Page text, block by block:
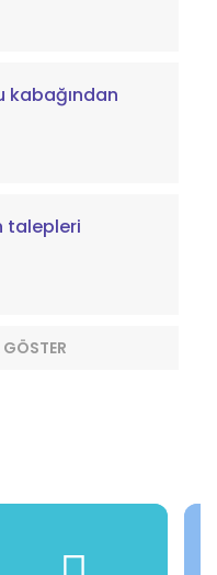
kabağından
talepleri